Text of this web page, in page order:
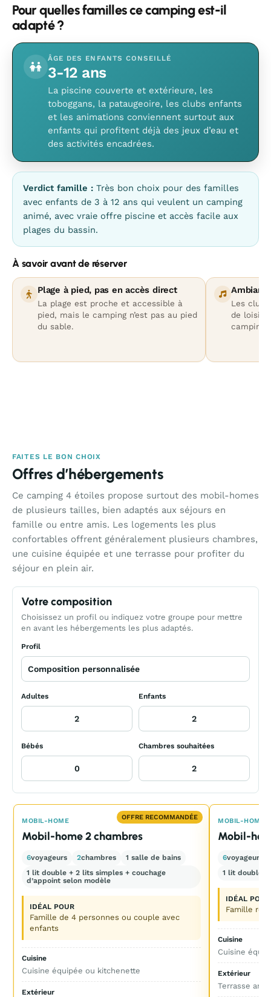
Pour quelles familles ce camping est-il
adapté ?
ÂGE DES ENFANTS CONSEILLÉ
3-12 ans
La piscine couverte et extérieure, les
toboggans, la pataugeoire, les clubs enfants
et les animations conviennent surtout aux
enfants qui profitent déjà des jeux d’eau et
des activités encadrées.
Verdict famille : Très bon choix pour des familles
avec enfants de 3 à 12 ans qui veulent un camping
animé, avec vraie offre piscine et accès facile aux
plages du bassin.
À savoir avant de réserver
Plage à pied, pas en accès direct
La plage est proche et accessible à
pied, mais le camping n’est pas au pied
du sable.
Les
de loisirs
camping
FAITES LE BON CHOIX
Offres d’hébergements
Ce camping 4 étoiles propose surtout des mobil-homes
de plusieurs tailles, bien adaptés aux séjours en
famille ou entre amis. Les logements les plus
confortables offrent généralement plusieurs chambres,
une cuisine équipée et une terrasse pour profiter du
séjour en plein air.
Votre composition
Choisissez un profil ou indiquez votre groupe pour mettre
en avant les hébergements les plus adaptés.
Profil
Adultes Enfants
Bébés Chambres souhaitées
OFFRE RECOMMANDÉE
MOBIL-HOME
Mobil-home 2 chambres
6voyageurs 2chambres
1 salle de bains
1 lit double + 2 lits simples + couchage
d’appoint selon modèle
IDÉAL POUR
Famille de 4 personnes ou couple avec
enfants
Cuisine
Cuisine équipée ou kitchenette
Extérieur
MOBIL-HOME
Mobil-
6voyageurs
1 lit double +
IDÉAL POUR
Famille
Cuisine
Cuisine
Extérieur
Terrasse